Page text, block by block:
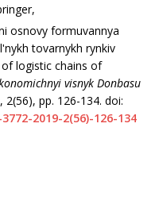
osnovy formuvannya
tovarnykh rynkiv
logistic chains of
visnyk Donbasu
, 2(56), рр. 126-134. doi:
2019-2(56)-126-134